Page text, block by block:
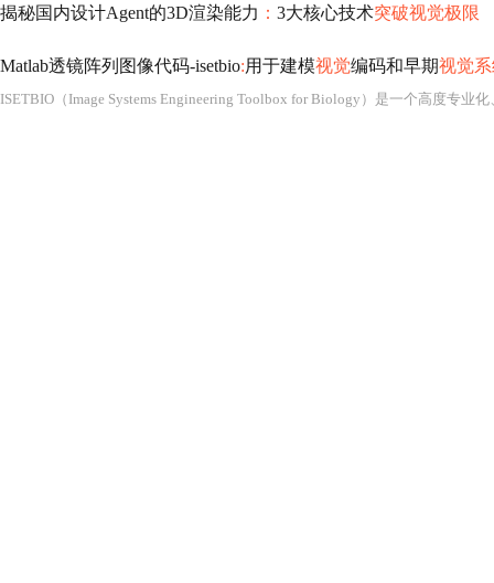
揭秘国内设计Agent的3D渲染能力 ： 3大核心技术突破视觉极限
Matlab透镜阵列图像代码-isetbio:用于建模视觉编码和早期视觉